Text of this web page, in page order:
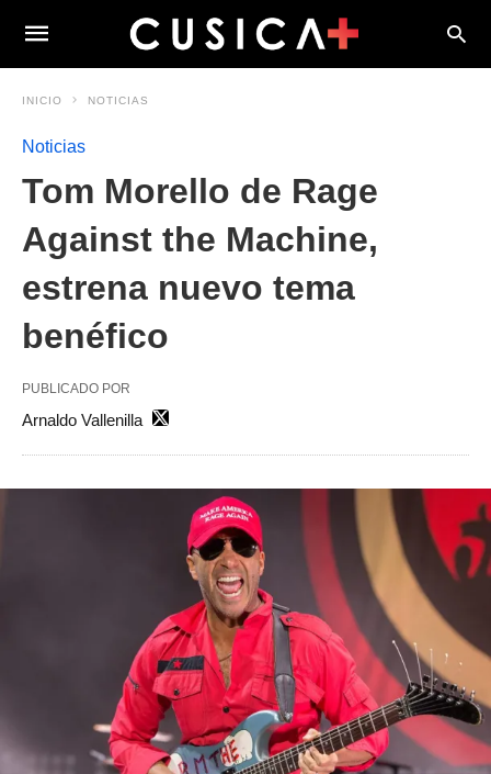
INICIO NOTICIAS
Noticias
Tom Morello de Rage
Against the Machine,
estrena nuevo tema
benéfico
PUBLICADO POR
Arnaldo Vallenilla